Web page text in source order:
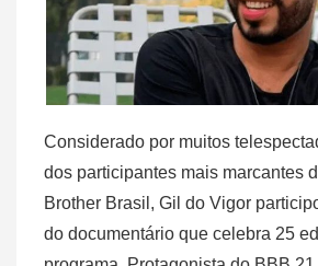
Considerado por muitos
dos participantes mais marcantes
Brother Brasil, Gil do Vigor
do documentário que celebra 25